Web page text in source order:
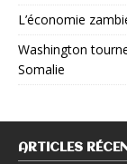
L’économie
Washington
Somalie
ARTICLES